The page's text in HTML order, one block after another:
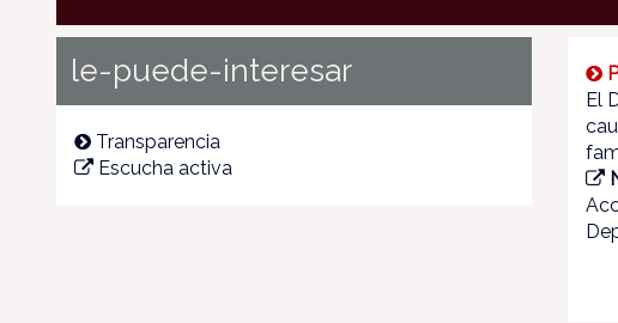
le-puede-interesar
Transparencia
Escucha activa
El